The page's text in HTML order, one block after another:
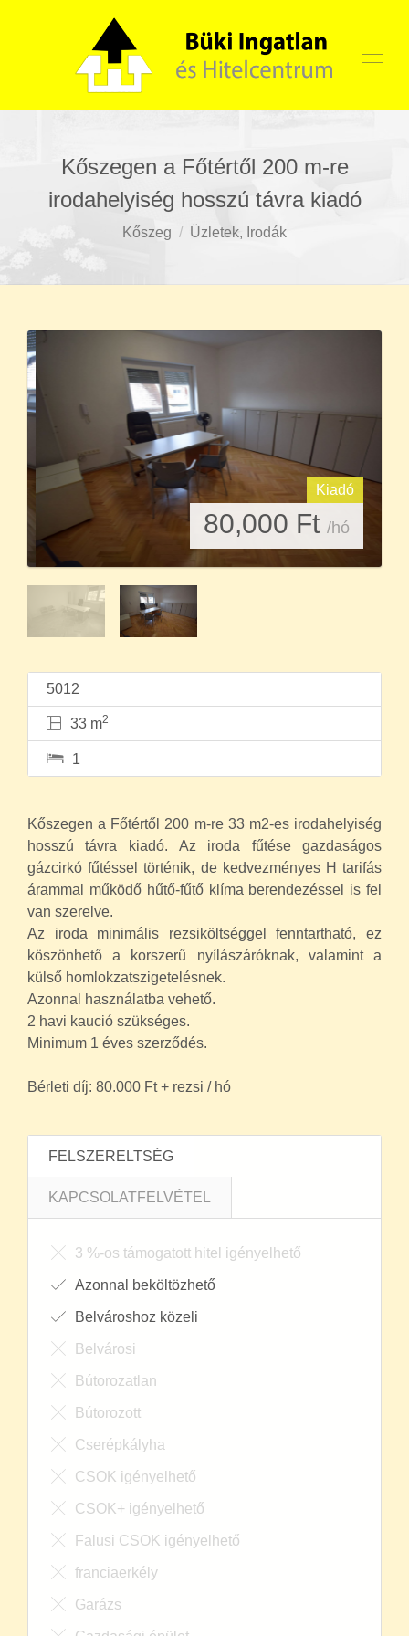
Kőszegen a Főtértől 200 m-re
irodahelyiség hosszú távra kiadó
Kőszeg Üzletek, Irodák
Kiadó
80,000 Ft /hó
5012
33 m2
1
Kőszegen a Főtértől 200 m-re 33 m2-es irodahelyiség
hosszú távra kiadó. Az iroda fűtése gazdaságos
gázcirkó fűtéssel történik, de kedvezményes H tarifás
árammal működő hűtő-fűtő klíma berendezéssel is fel
van szerelve.
Az iroda minimális rezsiköltséggel fenntartható, ez
köszönhető a korszerű nyílászáróknak, valamint a
külső homlokzatszigetelésnek.
Azonnal használatba vehető.
2 havi kaució szükséges.
Minimum 1 éves szerződés.
Bérleti díj: 80.000 Ft + rezsi / hó
FELSZERELTSÉG
KAPCSOLATFELVÉTEL
3 %-os támogatott hitel igényelhető
Azonnal beköltözhető
Belvároshoz közeli
Belvárosi
Bútorozatlan
Bútorozott
Cserépkályha
CSOK igényelhető
CSOK+ igényelhető
Falusi CSOK igényelhető
franciaerkély
Garázs